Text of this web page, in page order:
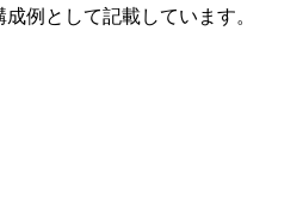
例として記載しています。